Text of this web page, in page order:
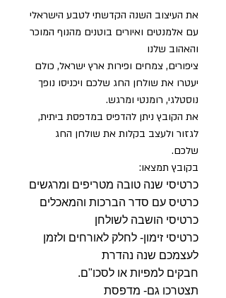
את העיצוב השנה הקדשתי לטבע הישראלי
עם אלמנטים ואיורים בוטנים מהנוף המוכר
והאהוב שלנו
ציפורים, צמחים ופירות ארץ ישראל, כולם
יעטרו את שולחן החג שלכם ויכניסו נופך
נוסטלגי, רומנטי ומרגש.
את הקובץ ניתן להדפיס במדפסת ביתית,
לגזור ולעצב בקלות את שולחן החג
שלכם.
בקובץ תמצאו:
כרטיסי שנה טובה מטריפים ומרגשים
כרטיס עם סדר הברכות והמאכלים
כרטיסי הושבה לשולחן
כרטיסי זימון- לחלק לאורחים ולזמן
לעצמכם שנה נהדרת
חבקים למפיות או לסכו"ם.
תצטרכו גם- מדפסת